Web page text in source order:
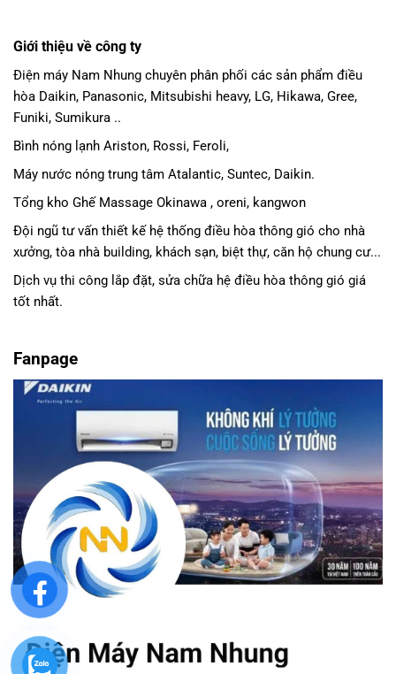
Giới thiệu về công ty
Điện máy Nam Nhung chuyên phân phối các sản phẩm điều
hòa Daikin, Panasonic, Mitsubishi heavy, LG, Hikawa, Gree,
Funiki, Sumikura ..
Bình nóng lạnh Ariston, Rossi, Feroli,
Máy nước nóng trung tâm Atalantic, Suntec, Daikin.
Tổng kho Ghế Massage Okinawa , oreni, kangwon
Đội ngũ tư vấn thiết kế hệ thống điều hòa thông gió cho nhà
xưởng, tòa nhà building, khách sạn, biệt thự, căn hộ chung cư...
Dịch vụ thi công lắp đặt, sửa chữa hệ điều hòa thông gió giá
tốt nhất.
Fanpage